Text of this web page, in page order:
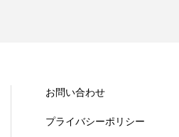
お問い合わせ
プライバシーポリシー